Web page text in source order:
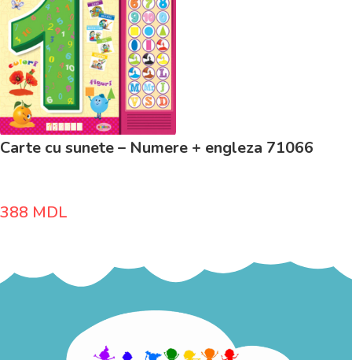
Carte cu sunete – Numere + engleza 71066
388 MDL